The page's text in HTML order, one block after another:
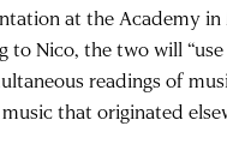
at the Academy
to Nico, the two will “use
readings of
that originated